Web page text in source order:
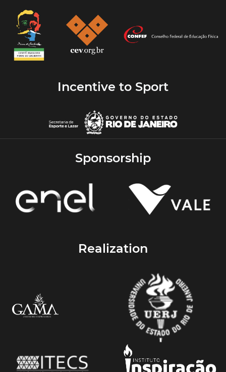
Incentive to Sport
Sponsorship
Realization